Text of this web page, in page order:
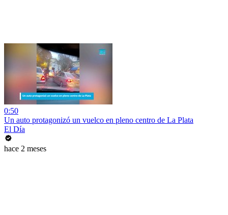
0:50
Un auto protagonizó un vuelco en pleno centro de La Plata
El Día
hace 2 meses